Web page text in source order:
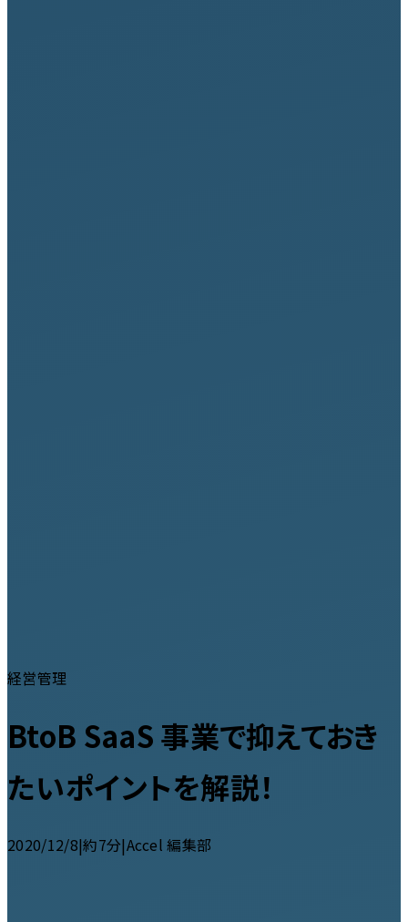
経営管理
BtoB SaaS 事業で抑えておき
たいポイントを解説！
2020/12/8|約7分|Accel 編集部